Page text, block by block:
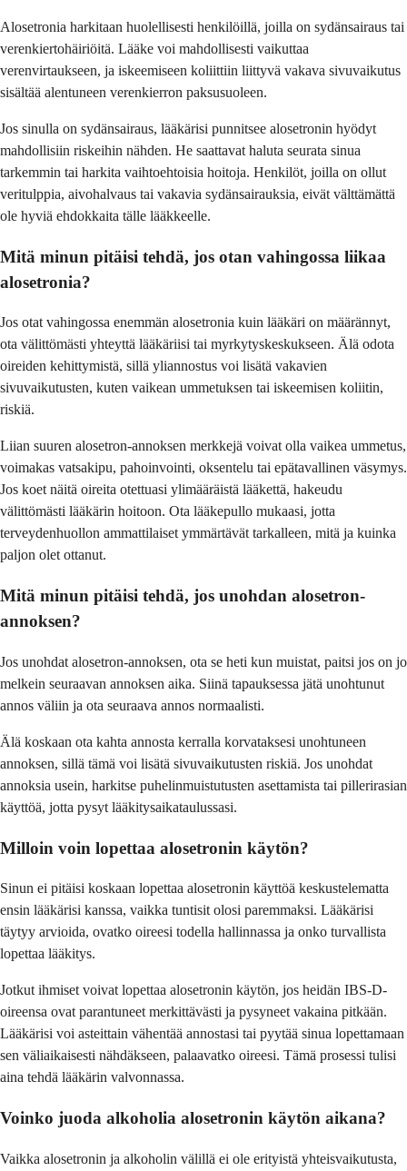
Alosetronia harkitaan huolellisesti henkilöillä, joilla on sydänsairaus tai
verenkiertohäiriöitä. Lääke voi mahdollisesti vaikuttaa
verenvirtaukseen, ja iskeemiseen koliittiin liittyvä vakava sivuvaikutus
sisältää alentuneen verenkierron paksusuoleen.
Jos sinulla on sydänsairaus, lääkärisi punnitsee alosetronin hyödyt
mahdollisiin riskeihin nähden. He saattavat haluta seurata sinua
tarkemmin tai harkita vaihtoehtoisia hoitoja. Henkilöt, joilla on ollut
veritulppia, aivohalvaus tai vakavia sydänsairauksia, eivät välttämättä
ole hyviä ehdokkaita tälle lääkkeelle.
Mitä minun pitäisi tehdä, jos otan vahingossa liikaa
alosetronia?
Jos otat vahingossa enemmän alosetronia kuin lääkäri on määrännyt,
ota välittömästi yhteyttä lääkäriisi tai myrkytyskeskukseen. Älä odota
oireiden kehittymistä, sillä yliannostus voi lisätä vakavien
sivuvaikutusten, kuten vaikean ummetuksen tai iskeemisen koliitin,
riskiä.
Liian suuren alosetron-annoksen merkkejä voivat olla vaikea ummetus,
voimakas vatsakipu, pahoinvointi, oksentelu tai epätavallinen väsymys.
Jos koet näitä oireita otettuasi ylimääräistä lääkettä, hakeudu
välittömästi lääkärin hoitoon. Ota lääkepullo mukaasi, jotta
terveydenhuollon ammattilaiset ymmärtävät tarkalleen, mitä ja kuinka
paljon olet ottanut.
Mitä minun pitäisi tehdä, jos unohdan alosetron-
annoksen?
Jos unohdat alosetron-annoksen, ota se heti kun muistat, paitsi jos on jo
melkein seuraavan annoksen aika. Siinä tapauksessa jätä unohtunut
annos väliin ja ota seuraava annos normaalisti.
Älä koskaan ota kahta annosta kerralla korvataksesi unohtuneen
annoksen, sillä tämä voi lisätä sivuvaikutusten riskiä. Jos unohdat
annoksia usein, harkitse puhelinmuistutusten asettamista tai pillerirasian
käyttöä, jotta pysyt lääkitysaikataulussasi.
Milloin voin lopettaa alosetronin käytön?
Sinun ei pitäisi koskaan lopettaa alosetronin käyttöä keskustelematta
ensin lääkärisi kanssa, vaikka tuntisit olosi paremmaksi. Lääkärisi
täytyy arvioida, ovatko oireesi todella hallinnassa ja onko turvallista
lopettaa lääkitys.
Jotkut ihmiset voivat lopettaa alosetronin käytön, jos heidän IBS-D-
oireensa ovat parantuneet merkittävästi ja pysyneet vakaina pitkään.
Lääkärisi voi asteittain vähentää annostasi tai pyytää sinua lopettamaan
sen väliaikaisesti nähdäkseen, palaavatko oireesi. Tämä prosessi tulisi
aina tehdä lääkärin valvonnassa.
Voinko juoda alkoholia alosetronin käytön aikana?
Vaikka alosetronin ja alkoholin välillä ei ole erityistä yhteisvaikutusta,